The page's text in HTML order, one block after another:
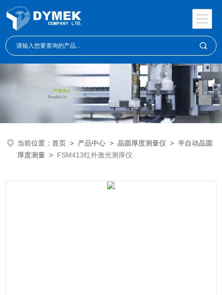
当前位置：首页 > 产品中心 >晶圆厚度测量仪 >半自动晶圆
厚度测量 > FSM413红外激光测厚仪